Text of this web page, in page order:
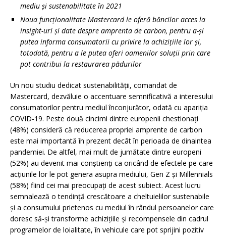
mediu și sustenabilitate în 2021
Noua funcționalitate Mastercard le oferă băncilor acces la
insight-uri și date despre amprenta de carbon, pentru a-și
putea informa consumatorii cu privire la achizițiile lor și,
totodată, pentru a le putea oferi oamenilor soluții prin care
pot contribui la restaurarea pădurilor
Un nou studiu dedicat sustenabilității, comandat de
Mastercard, dezvăluie o accentuare semnificativă a interesului
consumatorilor pentru mediul înconjurător, odată cu apariția
COVID-19. Peste două cincimi dintre europenii chestionați
(48%) consideră că reducerea propriei amprente de carbon
este mai importantă în prezent decât în perioada de dinaintea
pandemiei. De altfel, mai mult de jumătate dintre europeni
(52%) au devenit mai conștienți ca oricând de efectele pe care
acțiunile lor le pot genera asupra mediului, Gen Z și Millennials
(58%) fiind cei mai preocupați de acest subiect. Acest lucru
semnalează o tendință crescătoare a cheltuielilor sustenabile
și a consumului prietenos cu mediul în rândul persoanelor care
doresc să-și transforme achizițiile și recompensele din cadrul
programelor de loialitate, în vehicule care pot sprijini pozitiv